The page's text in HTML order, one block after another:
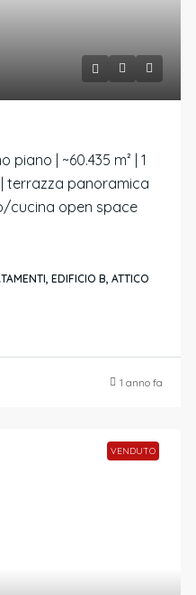
piano | ~60.435 m² | 1
terrazza panoramica
cucina open space
EDIFICIO B, ATTICO
1 anno fa
VENDUTO